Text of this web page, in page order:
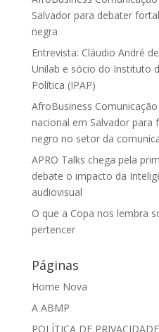
Salvador para debater
negra
Entrevista: Cláudio André
Unilab e sócio do Instituto
Política (IPAP)
AfroBusiness
nacional em Salvador
negro no setor da
APRO Talks chega pela
debate o impacto da
audiovisual
O que a Copa nos lembra
pertencer
Páginas
Home Nova
A ABMP
POLÍTICA DE PRIVACIDADE